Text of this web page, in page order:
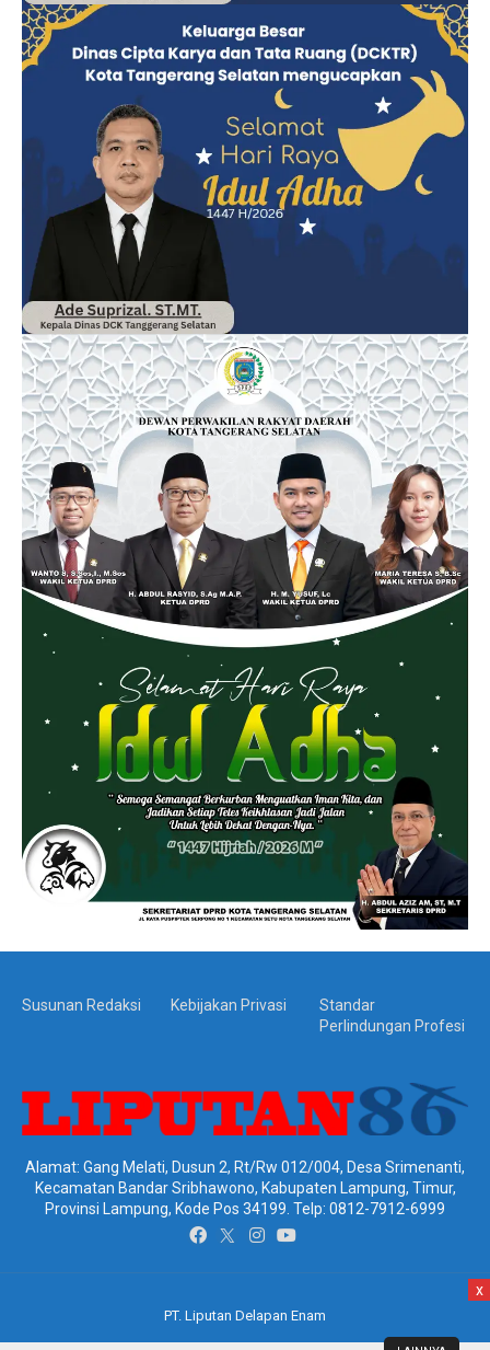
Susunan Redaksi Kebijakan Privasi
Standar
Perlindungan Profesi
Alamat: Gang Melati, Dusun 2, Rt/Rw 012/004, Desa Srimenanti,
Kecamatan Bandar Sribhawono, Kabupaten Lampung, Timur,
Provinsi Lampung, Kode Pos 34199. Telp: 0812-7912-6999
PT. Liputan Delapan Enam
x